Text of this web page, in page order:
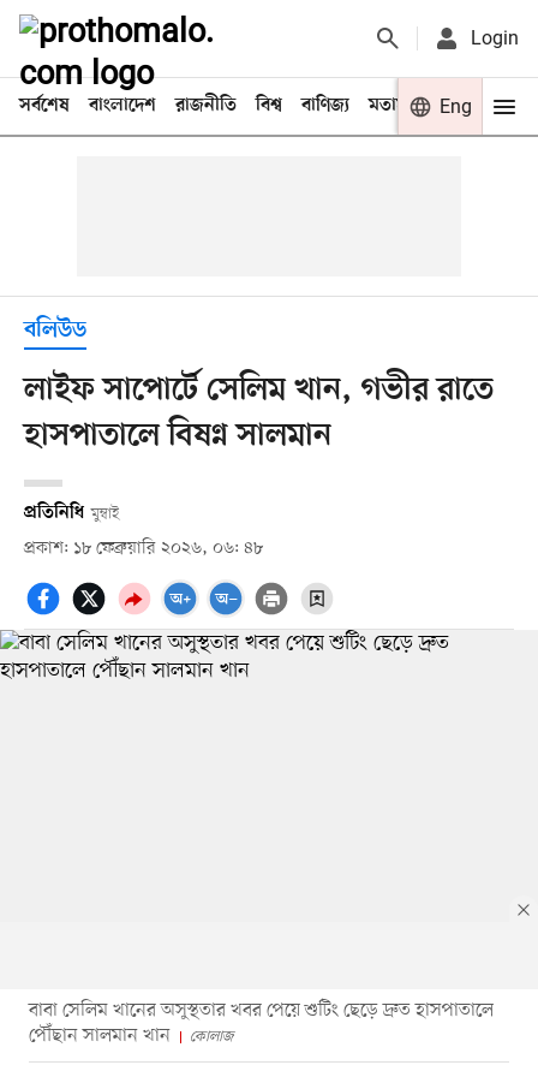
Login
সর্বশেষ বাংলাদেশ রাজনীতি বিশ্ব বাণিজ্য মতামত খেলা
Eng
বলিউড
লাইফ সাপোর্টে সেলিম খান, গভীর রাতে
হাসপাতালে বিষণ্ন সালমান
প্রতিনিধি মুম্বাই
প্রকাশ: ১৮ ফেব্রুয়ারি ২০২৬, ০৬: ৪৮
বাবা সেলিম খানের অসুস্থতার খবর পেয়ে শুটিং ছেড়ে দ্রুত হাসপাতালে
পৌঁছান সালমান খান
কোলাজ